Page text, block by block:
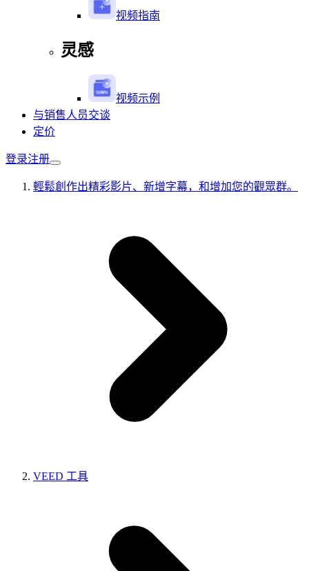
视频指南
灵感
视频示例
与销售人员交谈
定价
登录注册
輕鬆創作出精彩影片、新增字幕，和增加您的觀眾群。
VEED 工具